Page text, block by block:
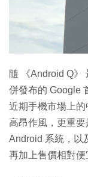
隨 《Android Q》
併發布的 Google
近期手機市場上
高昂作風，更重
Android 系統，以
再加上售價相對便